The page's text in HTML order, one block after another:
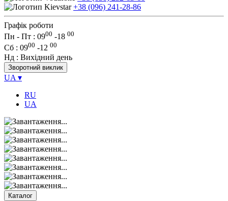
+38 (096) 241-28-86
Графік роботи
Пн - Пт : 0900 -18 00
Сб : 0900 -12 00
Нд : Вихідний день
Зворотний виклик
UA ▾
RU
UA
Каталог